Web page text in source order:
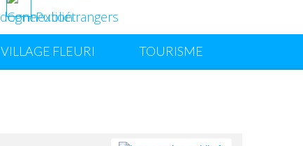
VILLAGE FLEURI TOURISME